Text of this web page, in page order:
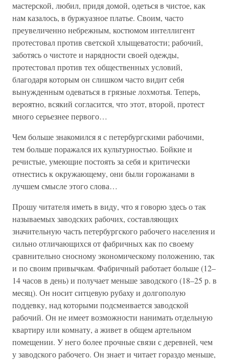
мастерской, любил, придя домой, одеться в чистое, как
нам казалось, в буржуазное платье. Своим, часто
преувеличенно небрежным, костюмом интеллигент
протестовал против светской хлыщеватости; рабочий,
заботясь о чистоте и нарядности своей одежды,
протестовал против тех общественных условий,
благодаря которым он слишком часто видит себя
вынужденным одеваться в грязные лохмотья. Теперь,
вероятно, всякий согласится, что этот, второй, протест
много серьезнее первого…
Чем больше знакомился я с петербургскими рабочими,
тем больше поражался их культурностью. Бойкие и
речистые, умеющие постоять за себя и критически
отнестись к окружающему, они были горожанами в
лучшем смысле этого слова…
Прошу читателя иметь в виду, что я говорю здесь о так
называемых заводских рабочих, составляющих
значительную часть петербургского рабочего населения и
сильно отличающихся от фабричных как по своему
сравнительно сносному экономическому положению, так
и по своим привычкам. Фабричный работает больше (12–
14 часов в день) и получает меньше заводского (18–25 р. в
месяц). Он носит ситцевую рубаху и долгополую
поддевку, над которыми подсмеивается заводской
рабочий. Он не имеет возможности нанимать отдельную
квартиру или комнату, а живет в общем артельном
помещении. У него более прочные связи с деревней, чем
у заводского рабочего. Он знает и читает гораздо меньше,